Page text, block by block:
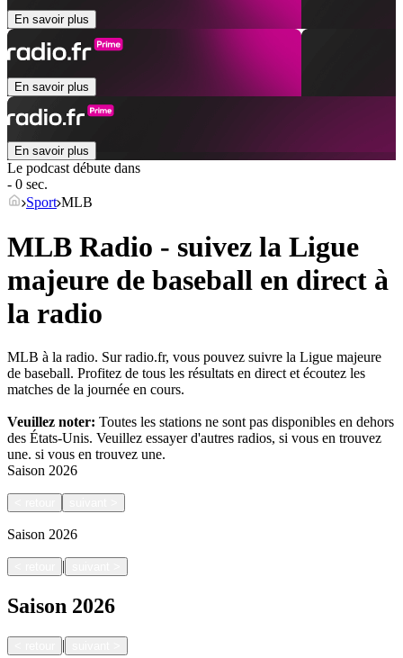
En savoir plus
En savoir plus
En savoir plus
Le podcast débute dans
- 0 sec.
Sport MLB
MLB Radio - suivez la Ligue
majeure de baseball en direct à
la radio
MLB à la radio. Sur radio.fr, vous pouvez suivre la Ligue majeure
de baseball. Profitez de tous les résultats en direct et écoutez les
matches de la journée en cours.
Veuillez noter: Toutes les stations ne sont pas disponibles en dehors
des États-Unis. Veuillez essayer d'autres radios, si vous en trouvez
une. si vous en trouvez une.
Saison 2026
Saison 2026
|
Saison 2026
|